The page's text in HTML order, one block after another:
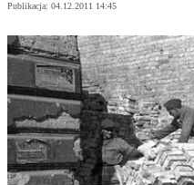
Publikacja: 04.12.2011 14:45